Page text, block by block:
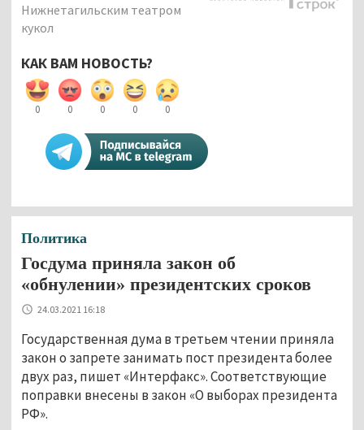
Нижнетагильским театром
кукол
КАК ВАМ НОВОСТЬ?
0 0 0 0 0
Политика
Госдума приняла закон об
«обнулении» президентских сроков
24.03.2021 16:18
Государственная дума в третьем чтении приняла
закон о запрете занимать пост президента более
двух раз, пишет «Интерфакс». Соответствующие
поправки внесены в закон «О выборах президента
РФ».